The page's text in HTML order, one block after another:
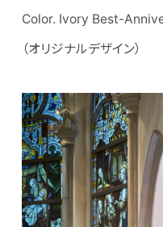
Color. Ivory Best-
（オリジナルデザイン）